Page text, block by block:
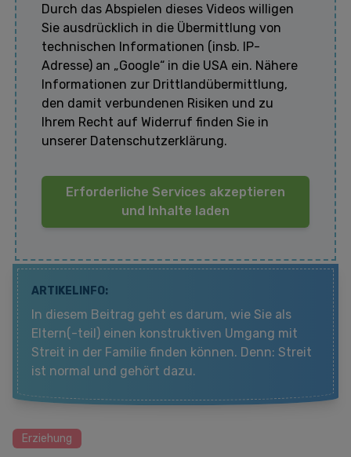
Durch das Abspielen dieses Videos willigen
Sie ausdrücklich in die Übermittlung von
technischen Informationen (insb. IP-
Adresse) an „Google“ in die USA ein. Nähere
Informationen zur Drittlandübermittlung,
den damit verbundenen Risiken und zu
Ihrem Recht auf Widerruf finden Sie in
unserer Datenschutzerklärung.
Erforderliche Services akzeptieren
und Inhalte laden
Erziehung
ARTIKELINFO:
In diesem Beitrag geht es darum, wie Sie als
Eltern(-teil) einen konstruktiven Umgang mit
Streit in der Familie finden können. Denn: Streit
ist normal und gehört dazu.